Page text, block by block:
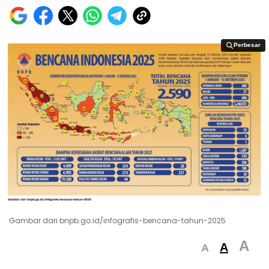
Perbesar
Perbesar
Gambar dari bnpb.go.id/infografis-bencana-tahun-2025
A A A